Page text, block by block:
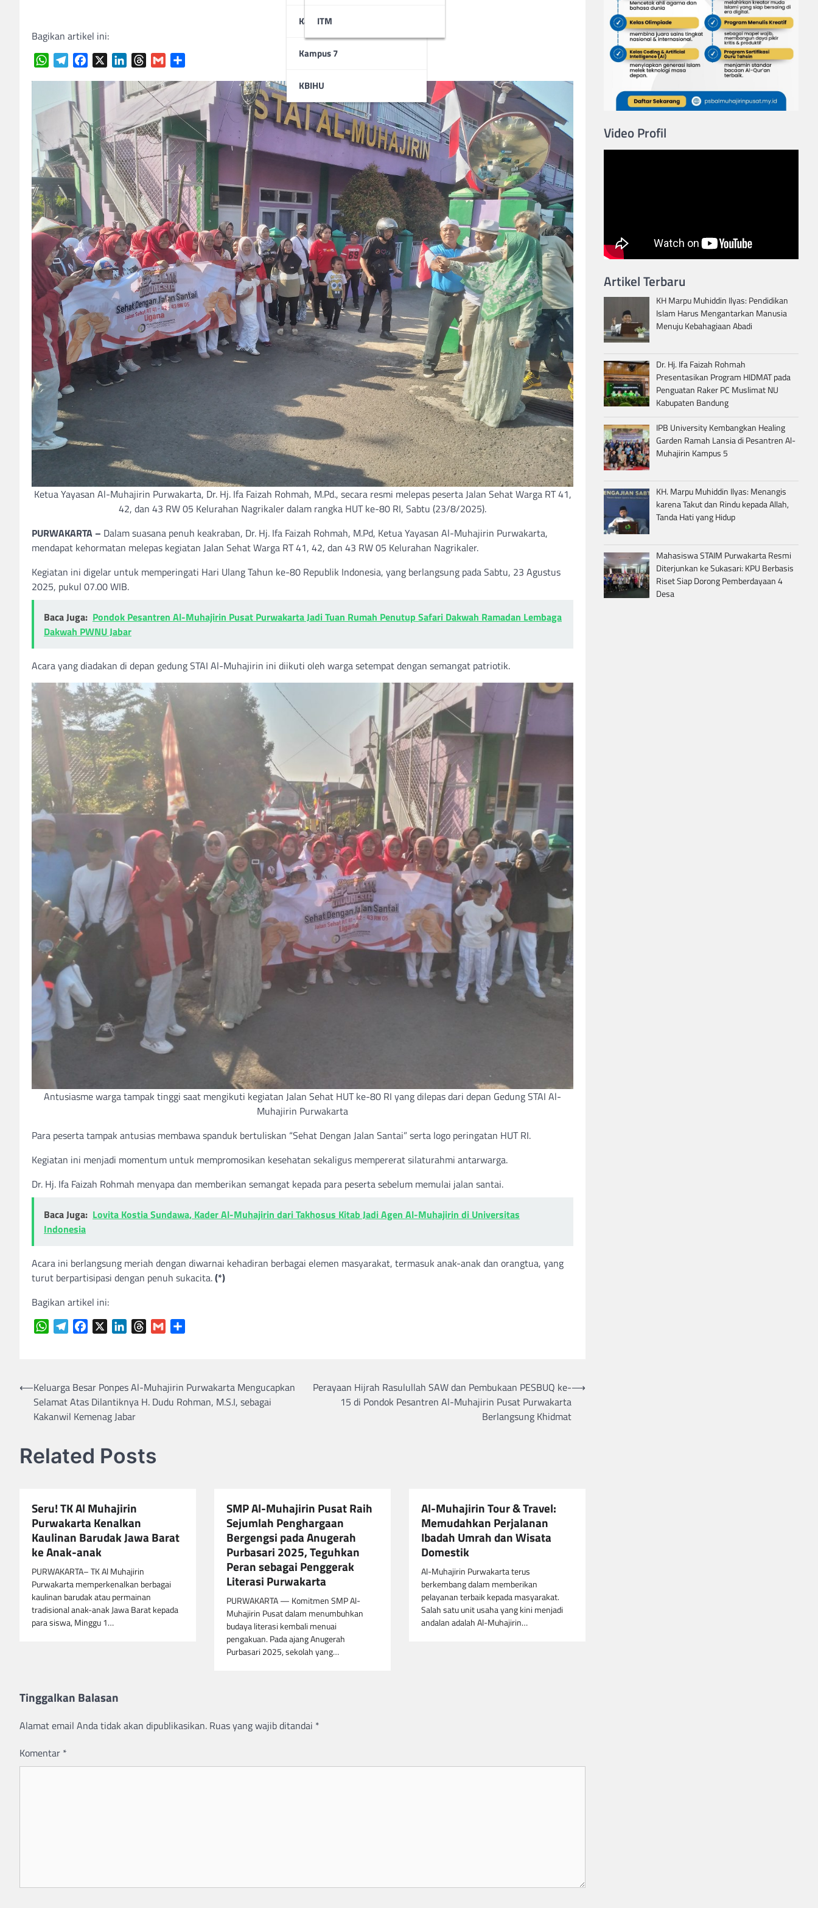
STAI
ITM
Kampus 6
Kampus 7
KBIHU
Bagikan artikel ini:
WhatsAppTelegramFacebook LinkedInThreads
Gmail
Ketua Yayasan Al-Muhajirin Purwakarta, Dr. Hj. Ifa Faizah Rohmah, M.Pd., secara resmi melepas peserta Jalan Sehat Warga RT 41,
42, dan 43 RW 05 Kelurahan Nagrikaler dalam rangka HUT ke-80 RI, Sabtu (23/8/2025).
PURWAKARTA – Dalam suasana penuh keakraban, Dr. Hj. Ifa Faizah Rohmah, M.Pd, Ketua Yayasan Al-Muhajirin Purwakarta,
mendapat kehormatan melepas kegiatan Jalan Sehat Warga RT 41, 42, dan 43 RW 05 Kelurahan Nagrikaler.
Kegiatan ini digelar untuk memperingati Hari Ulang Tahun ke-80 Republik Indonesia, yang berlangsung pada Sabtu, 23 Agustus
2025, pukul 07.00 WIB.
Baca Juga: Pondok Pesantren Al-Muhajirin Pusat Purwakarta Jadi Tuan Rumah Penutup Safari Dakwah Ramadan Lembaga
Dakwah PWNU Jabar
Acara yang diadakan di depan gedung STAI Al-Muhajirin ini diikuti oleh warga setempat dengan semangat patriotik.
Antusiasme warga tampak tinggi saat mengikuti kegiatan Jalan Sehat HUT ke-80 RI yang dilepas dari depan Gedung STAI Al-
Muhajirin Purwakarta
Para peserta tampak antusias membawa spanduk bertuliskan “Sehat Dengan Jalan Santai” serta logo peringatan HUT RI.
Kegiatan ini menjadi momentum untuk mempromosikan kesehatan sekaligus mempererat silaturahmi antarwarga.
Dr. Hj. Ifa Faizah Rohmah menyapa dan memberikan semangat kepada para peserta sebelum memulai jalan santai.
Baca Juga: Lovita Kostia Sundawa, Kader Al-Muhajirin dari Takhosus Kitab Jadi Agen Al-Muhajirin di Universitas
Indonesia
Acara ini berlangsung meriah dengan diwarnai kehadiran berbagai elemen masyarakat, termasuk anak-anak dan orangtua, yang
turut berpartisipasi dengan penuh sukacita.(*)
Bagikan artikel ini:
WhatsAppTelegramFacebook LinkedInThreads
Gmail
Navigasi
pos
⟵Keluarga Besar Ponpes Al-Muhajirin Purwakarta Mengucapkan
Selamat Atas Dilantiknya H. Dudu Rohman, M.S.I, sebagai
Kakanwil Kemenag Jabar
Perayaan Hijrah Rasulullah SAW dan Pembukaan PESBUQ ke-
15 di Pondok Pesantren Al-Muhajirin Pusat Purwakarta
Berlangsung Khidmat
⟶
Related Posts
Seru! TK Al Muhajirin
Purwakarta Kenalkan
Kaulinan Barudak Jawa Barat
ke Anak-anak
PURWAKARTA– TK Al Muhajirin
Purwakarta memperkenalkan berbagai
kaulinan barudak atau permainan
tradisional anak-anak Jawa Barat kepada
para siswa, Minggu 1…
SMP Al-Muhajirin Pusat Raih
Sejumlah Penghargaan
Bergengsi pada Anugerah
Purbasari 2025, Teguhkan
Peran sebagai Penggerak
Literasi Purwakarta
PURWAKARTA — Komitmen SMP Al-
Muhajirin Pusat dalam menumbuhkan
budaya literasi kembali menuai
pengakuan. Pada ajang Anugerah
Purbasari 2025, sekolah yang…
Al-Muhajirin Tour & Travel:
Memudahkan Perjalanan
Ibadah Umrah dan Wisata
Domestik
Al-Muhajirin Purwakarta terus
berkembang dalam memberikan
pelayanan terbaik kepada masyarakat.
Salah satu unit usaha yang kini menjadi
andalan adalah Al-Muhajirin…
Tinggalkan Balasan
Alamat email Anda tidak akan dipublikasikan. Ruas yang wajib ditandai *
Komentar *
Video Profil
Artikel Terbaru
KH Marpu Muhiddin Ilyas: Pendidikan
Islam Harus Mengantarkan Manusia
Menuju Kebahagiaan Abadi
Dr. Hj. Ifa Faizah Rohmah
Presentasikan Program HIDMAT pada
Penguatan Raker PC Muslimat NU
Kabupaten Bandung
IPB University Kembangkan Healing
Garden Ramah Lansia di Pesantren Al-
Muhajirin Kampus 5
KH. Marpu Muhiddin Ilyas: Menangis
karena Takut dan Rindu kepada Allah,
Tanda Hati yang Hidup
Mahasiswa STAIM Purwakarta Resmi
Diterjunkan ke Sukasari: KPU Berbasis
Riset Siap Dorong Pemberdayaan 4
Desa